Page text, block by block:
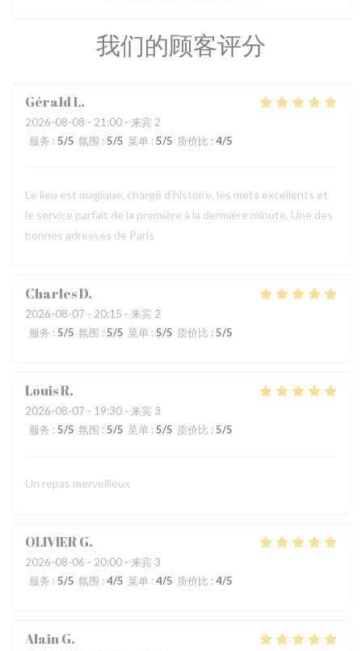
我们的顾客评分
GéraldL
2026-08-08 - 21:00 - 来宾 2
服务 : 5/5 氛围 : 5/5 菜单 : 5/5 质价比 : 4/5
Le lieu est magique, chargé d’histoire, les mets excellents et
le service parfait de la première à la dermière minute. Une des
bonnes adresses de Paris
CharlesD
2026-08-07 - 20:15 - 来宾 2
服务 : 5/5 氛围 : 5/5 菜单 : 5/5 质价比 : 5/5
LouisR
2026-08-07 - 19:30 - 来宾 3
服务 : 5/5 氛围 : 5/5 菜单 : 5/5 质价比 : 5/5
Un repas merveilleux
OLIVIERG
2026-08-06 - 20:00 - 来宾 3
服务 : 5/5 氛围 : 4/5 菜单 : 4/5 质价比 : 4/5
AlainG